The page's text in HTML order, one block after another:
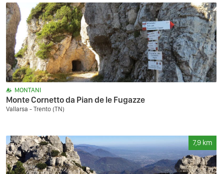
MONTANI
Monte Cornetto da Pian de le Fugazze
Vallarsa - Trento (TN)
7,9 km